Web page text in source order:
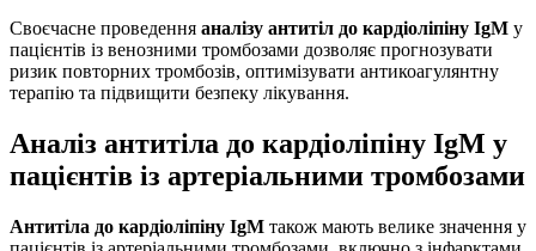
Своєчасне проведення аналізу антитіл до кардіоліпіну IgM у
пацієнтів із венозними тромбозами дозволяє прогнозувати
ризик повторних тромбозів, оптимізувати антикоагулянтну
терапію та підвищити безпеку лікування.
Аналіз антитіла до кардіоліпіну IgM у
пацієнтів із артеріальними тромбозами
Антитіла до кардіоліпіну IgM також мають велике значення у